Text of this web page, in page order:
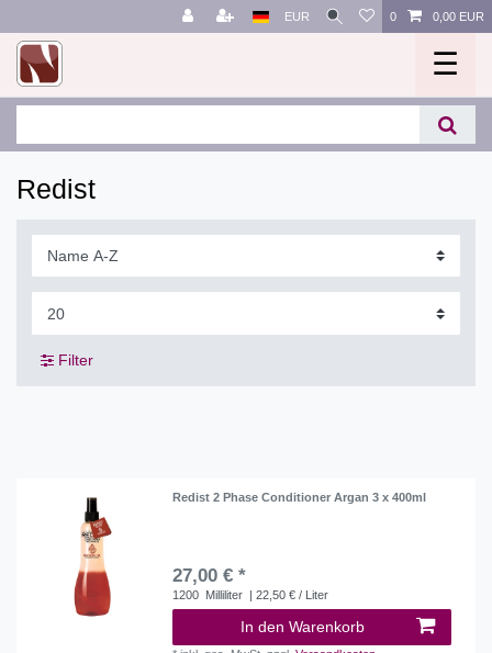
EUR 0 0,00 EUR
☰
Redist
Filter
Redist 2 Phase Conditioner Argan 3 x 400ml
27,00 € *
1200 Milliliter | 22,50 € / Liter
In den Warenkorb